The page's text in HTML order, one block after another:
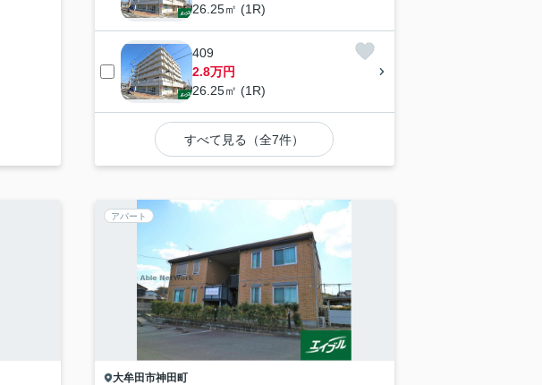
26.25㎡ (1R)
409
2.8万円
26.25㎡ (1R)
すべて見る（全7件）
アパート
大牟田市神田町